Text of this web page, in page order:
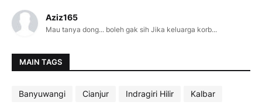
Aziz165
Mau tanya dong... boleh gak sih Jika keluarga korb...
MAIN TAGS
Banyuwangi Cianjur Indragiri Hilir
Kalbar